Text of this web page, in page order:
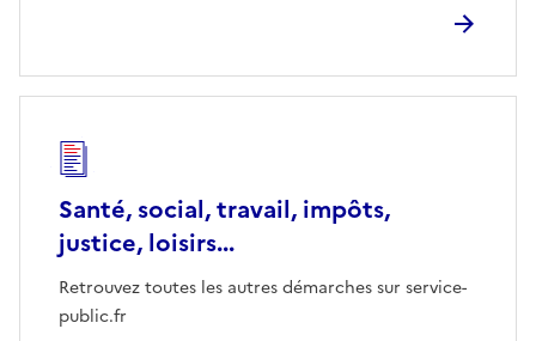
Santé, social, travail, impôts,
justice, loisirs...
Retrouvez toutes les autres démarches sur service-
public.fr